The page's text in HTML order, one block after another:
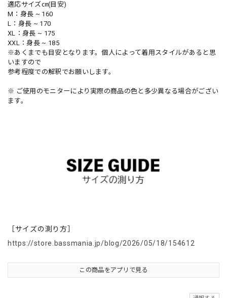
適応サイズ㎝(目安)
M：身長 ~ 160
L：身長 ~ 170
XL：身長 ~ 175
XXL：身長 ~ 185
※あくまでも目安となります。個人によって着用スタイルがあると思
いますので
参考程度での解釈でお願いします。
※ ご使用のモニターにより実際の商品の色と多少異なる場合がござい
ます。
［サイズの測り方］
https://store.bassmania.jp/blog/2026/05/18/154612
この商品をアプリで見る